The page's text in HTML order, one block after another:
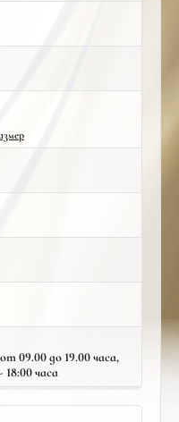
09.00 до 19.00 часа,
часа